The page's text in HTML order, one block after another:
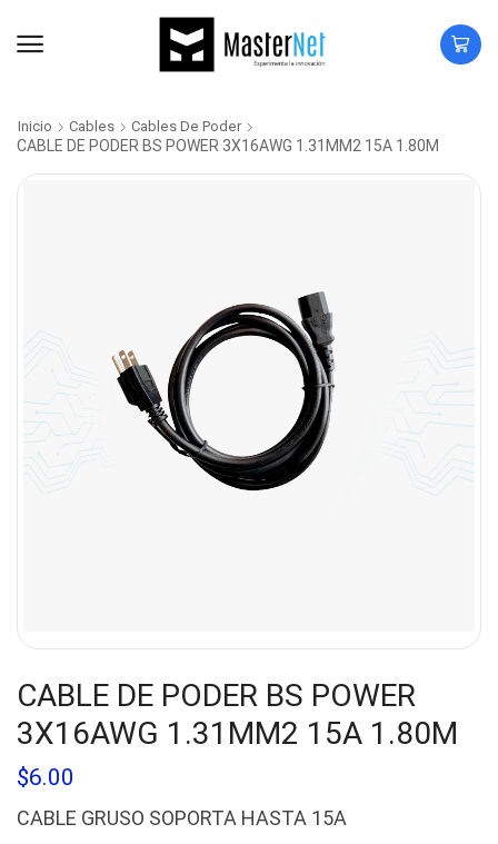
Inicio Cables Cables De Poder
CABLE DE PODER BS POWER 3X16AWG 1.31MM2 15A 1.80M
CABLE DE PODER BS POWER
3X16AWG 1.31MM2 15A 1.80M
$6.00
CABLE GRUSO SOPORTA HASTA 15A